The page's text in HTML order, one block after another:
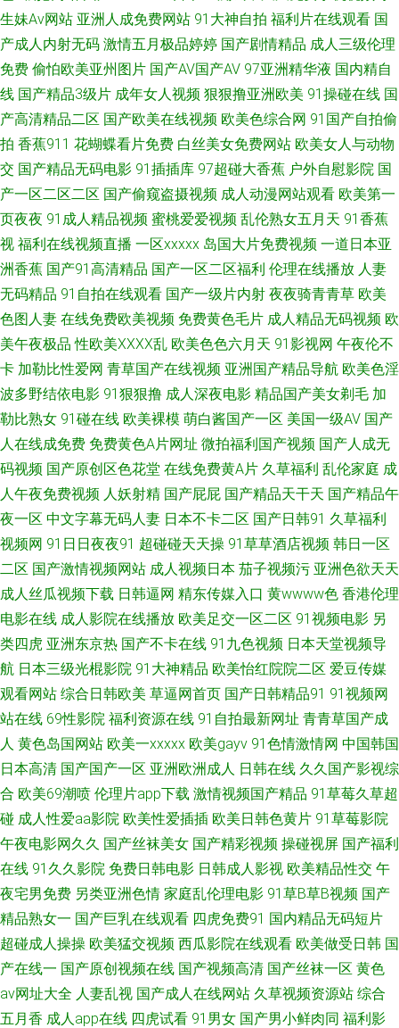
理 黄污视频 蜜桃伊人久久 日韩色欲网 91看片欧美成人性 91祝频下 狠狠撸
网在线观看 欧美一级毛免费 69老湿机午夜福利区 91网站入口 日韩新网片
91导航自拍 91美女在线视频 www91在线视频 国产自拍八 欧美深喉性爱 亚
欧美抠逼 日韩不卡成人网站 熟女飢渴一區 自拍肏屄视频在线观看 草莓逼网
络 国产91三级福利 精品97精品 欧美性交精品视频大全 亚洲av黑丝网址 最新
av在线导航 91美女91短视频 91网页在线看 97超碰福利 东方αv永远免费在
线 久久瑟色 人妻aU在线 日韩专区中文字幕 91成人成人进入人口 91青娱乐
在线观看 超碰97人人干人人操 久久福利视频网站 欧美丝袜足交 新不卡的av
在线播放 91白虎丝袜福利观看 91网站免费视频 AV资源导航大全 黄色仓库在
线免费观看 人妻网人人人 香蕉久久影院 91k大神频道 91碰在线视频 91午市
短视频 国产精品熟女久久 久久一区在线观看 欧美特级另类 丝袜美腿足交 91
视频免费在线观看 成人日批免费观看 黄色资源 狼人干99大香蕉 亚洲精品国
产精品国 91在线看看 国产在线9199视频 欧美123aaa 香焦AV 91后入极品JK
衣空 91原创探花 豆花网站免费观看 92福利在线观看 国产原创在线观看蜜臀
美女夜色黄 日韩欧美成人网址 影音先锋av福利 91视频丝袜制服国产高清 肏
屄抖音 九九成人精品 人人爱人人干人人操 91大神唐伯虎520 91在线深夜 成
国产91视频在线观看 欧美一区二区蜜桃 香蕉视频很黄 91秒拍视频福利 国产
59页 久操免费观看 欧美日韩综合精品无 午夜福利电源 1024国产毛片 91丝
袜美女视频 东京热一本道免费网站 精品人妻免费 人妻人人操人妻 91n视频
在线 91网站处女 成人做爱在线 久久精c 青娱乐99青草 91com在现免费网站
97干在线视频 国产精品十八禁日韩 欧美日韩一本黄 影音先锋欧美性 91啪啪
生妹Av网站 亚洲人成免费网站 91大神自拍 福利片在线观看 国
产成人内射无码 激情五月极品婷婷 国产剧情精品 成人三级伦理
免费 偷怕欧美亚州图片 国产AV国产AV 97亚洲精华液 国内精自
线 国产精品3级片 成年女人视频 狠狠撸亚洲欧美 91操碰在线 国
产高清精品二区 国产欧美在线视频 欧美色综合网 91国产自拍偷
拍 香蕉911 花蝴蝶看片免费 白丝美女免费网站 欧美女人与动物
交 国产精品无码电影 91插插库 97超碰大香蕉 户外自慰影院 国
产一区二区二区 国产偷窥盗摄视频 成人动漫网站观看 欧美第一
页夜夜 91成人精品视频 蜜桃爱爱视频 乱伦熟女五月天 91香蕉
视 福利在线视频直播 一区xxxxx 岛国大片免费视频 一道日本亚
洲香蕉 国产91高清精品 国产一区二区福利 伦理在线播放 人妻
无码精品 91自拍在线观看 国产一级片内射 夜夜骑青青草 欧美
色图人妻 在线免费欧美视频 免费黄色毛片 成人精品无码视频 欧
美午夜极品 性欧美ⅩⅩⅩⅩ乱 欧美色色六月天 91影视网 午夜伦不
卡 加勒比性爱网 青草国产在线视频 亚洲国产精品导航 欧美色淫
波多野结依电影 91狠狠撸 成人深夜电影 精品国产美女剃毛 加
勒比熟女 91碰在线 欧美裸模 萌白酱国产一区 美国一级AV 国产
人在线成免费 免费黄色A片网址 微拍福利国产视频 国产人成无
码视频 国产原创区色花堂 在线免费黄A片 久草福利 乱伦家庭 成
人午夜免费视频 人妖射精 国产屁屁 国产精品天干天 国产精品午
夜一区 中文字幕无码人妻 日本不卡二区 国产日韩91 久草福利
视频网 91日日夜夜91 超碰碰天天操 91草草酒店视频 韩日一区
二区 国产激情视频网站 成人视频日本 茄子视频污 亚洲色欲天天
成人丝瓜视频下载 日韩逼网 精东传媒入口 黄wwww色 香港伦理
电影在线 成人影院在线播放 欧美足交一区二区 91视频电影 另
类四虎 亚洲东京热 国产不卡在线 91九色视频 日本天堂视频导
航 日本三级光棍影院 91大神精品 欧美怡红院院二区 爱豆传媒
观看网站 综合日韩欧美 草逼网首页 国产日韩精品91 91视频网
站在线 69性影院 福利资源在线 91自拍最新网址 青青草国产成
人 黄色岛国网站 欧美一xxxxx 欧美gayv 91色情激情网 中国韩国
日本高清 国产国产一区 亚洲欧洲成人 日韩在线 久久国产影视综
合 欧美69潮喷 伦理片app下载 激情视频国产精品 91草莓久草超
碰 成人性爱aa影院 欧美性爱插插 欧美日韩色黄片 91草莓影院
午夜电影网久久 国产丝袜美女 国产精彩视频 操碰视屏 国产福利
在线 91久久影院 免费日韩电影 日韩成人影视 欧美精品性交 午
夜宅男免费 另类亚洲色情 家庭乱伦理电影 91草B草B视频 国产
精品熟女一 国产巨乳在线观看 四虎免费91 国内精品无码短片
超碰成人操操 欧美猛交视频 西瓜影院在线观看 欧美做受日韩 国
产在线一 国产原创视频在线 国产视频高清 国产丝袜一区 黄色
av网址大全 人妻乱视 国产成人在线网站 久草视频资源站 综合
五月香 成人app在线 四虎试看 91男女 国产男小鲜肉同 福利影